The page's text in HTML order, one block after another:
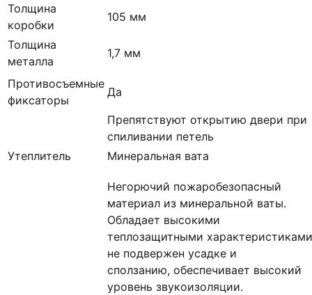
Толщина
коробки
105 мм
Толщина
металла
1,7 мм
Противосъемные
фиксаторы
Да
Препятствуют открытию двери при
спиливании петель
Утеплитель
Минеральная вата
Негорючий пожаробезопасный
материал из минеральной ваты.
Обладает высокими
теплозащитными
не подвержен усадке и
сползанию, обеспечивает высокий
уровень звукоизоляции.